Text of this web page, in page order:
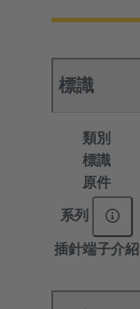
標識
類別
標識
原件
系列
插針端子介紹